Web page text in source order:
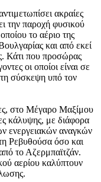
ακραίες
την παροχή φυσικού
το αέριο της
και από εκεί
Κάτι που προσώρας
οι οποίοι είναι σε
σύσκεψη υπό τον
στο Μέγαρο Μαξίμου
κάλυψης, με διάφορα
ενεργειακών αναγκών
Ρεβυθούσα όσο και
το Αζερμπαϊτζάν.
αερίου καλύπτουν